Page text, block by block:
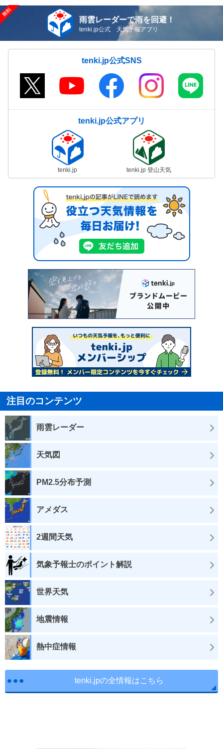
雨雲レーダーで雨を回避！
tenki.jp公式 天気予報アプリ
tenki.jp公式SNS
tenki.jp公式アプリ
tenki.jp tenki.jp 登山天気
注目のコンテンツ
雨雲レーダー
天気図
PM2.5分布予測
アメダス
2週間天気
気象予報士のポイント解説
世界天気
地震情報
熱中症情報
tenki.jpの全情報はこちら